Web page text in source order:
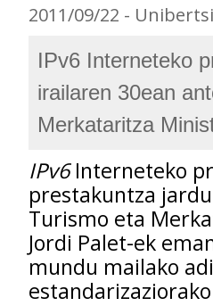
2011/09/22 -
IPv6 Interneteko
irailaren 30ean
Merkataritza
IPv6Interneteko
prestakuntza
Turismo eta
Jordi Palet-ek
mundu mailako